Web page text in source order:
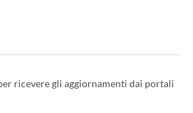
ricevere gli aggiornamenti dai portali